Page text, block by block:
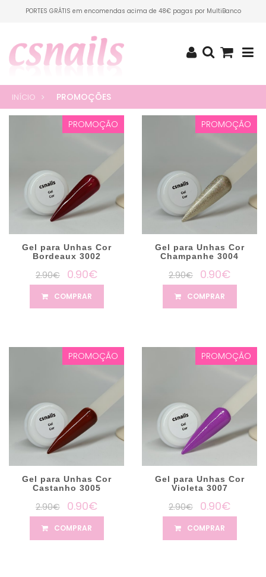
PORTES GRÁTIS em encomendas acima de 48€ pagas por MultiBanco
INÍCIO PROMOÇÕES
PROMOÇÃO
Gel para Unhas Cor
Bordeaux 3002
2.90€ 0.90€
COMPRAR
PROMOÇÃO
Gel para Unhas Cor
Champanhe 3004
2.90€ 0.90€
COMPRAR
PROMOÇÃO
Gel para Unhas Cor
Castanho 3005
2.90€ 0.90€
COMPRAR
PROMOÇÃO
Gel para Unhas Cor
Violeta 3007
2.90€ 0.90€
COMPRAR